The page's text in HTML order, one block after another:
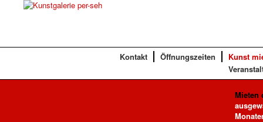
Kontakt Öffnungszeiten
Kunst
Mieten